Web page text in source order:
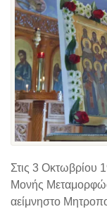
Στις 3 Οκτωβρίου
Μονής
αείμνηστο